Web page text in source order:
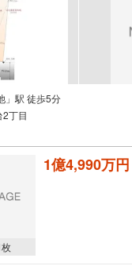
」駅 徒歩5分
丁目
枚
1億4,990万円